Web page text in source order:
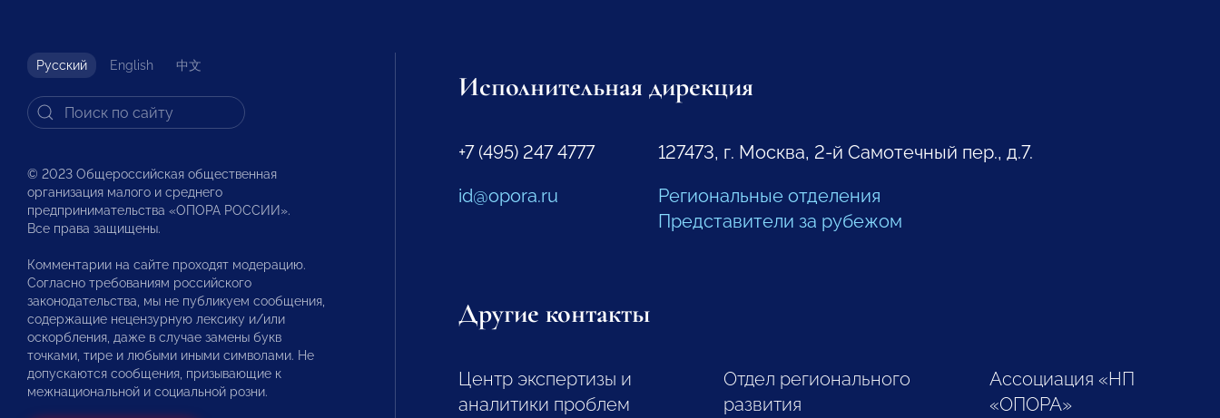
Русский English 中文
© 2023 Общероссийская общественная
организация малого и среднего
предпринимательства «ОПОРА РОССИИ».
Все права защищены.
Комментарии на сайте проходят модерацию.
Согласно требованиям российского
законодательства, мы не публикуем сообщения,
содержащие нецензурную лексику и/или
оскорбления, даже в случае замены букв
точками, тире и любыми иными символами. Не
допускаются сообщения, призывающие к
межнациональной и социальной розни.
Исполнительная дирекция
+7 (495) 247 4777
id@opora.ru
127473, г. Москва, 2-й Самотечный пер., д.7.
Региональные отделения
Представители за рубежом
Другие контакты
Центр экспертизы и
аналитики проблем
Отдел регионального
развития
Ассоциация «НП
«ОПОРА»